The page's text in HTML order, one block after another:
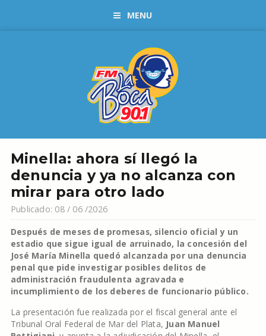
MENU
Minella: ahora sí llegó la
denuncia y ya no alcanza con
mirar para otro lado
Publicado: 08 / 06 /2026
Después de meses de promesas, silencio oficial y un
estadio que sigue igual de arruinado, la concesión del
José María Minella quedó alcanzada por una denuncia
penal que pide investigar posibles delitos de
administración fraudulenta agravada e
incumplimiento de los deberes de funcionario público.
La presentación fue realizada por el fiscal general ante el
Tribunal Oral Federal de Mar del Plata, Juan Manuel